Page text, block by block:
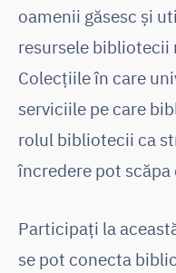
oamenii găsesc și
resursele bibliotecii
Colecțiile în care
serviciile pe care
rolul bibliotecii ca
încredere pot
Participați la
se pot conecta